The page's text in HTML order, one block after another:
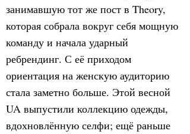
занимавшую тот же пост в Theory,
которая собрала вокруг себя мощную
команду и начала ударный
ребрендинг. С её приходом
ориентация на женскую аудиторию
стала заметно больше. Этой весной
UA выпустили коллекцию одежды,
вдохновлённую селфи; ещё раньше